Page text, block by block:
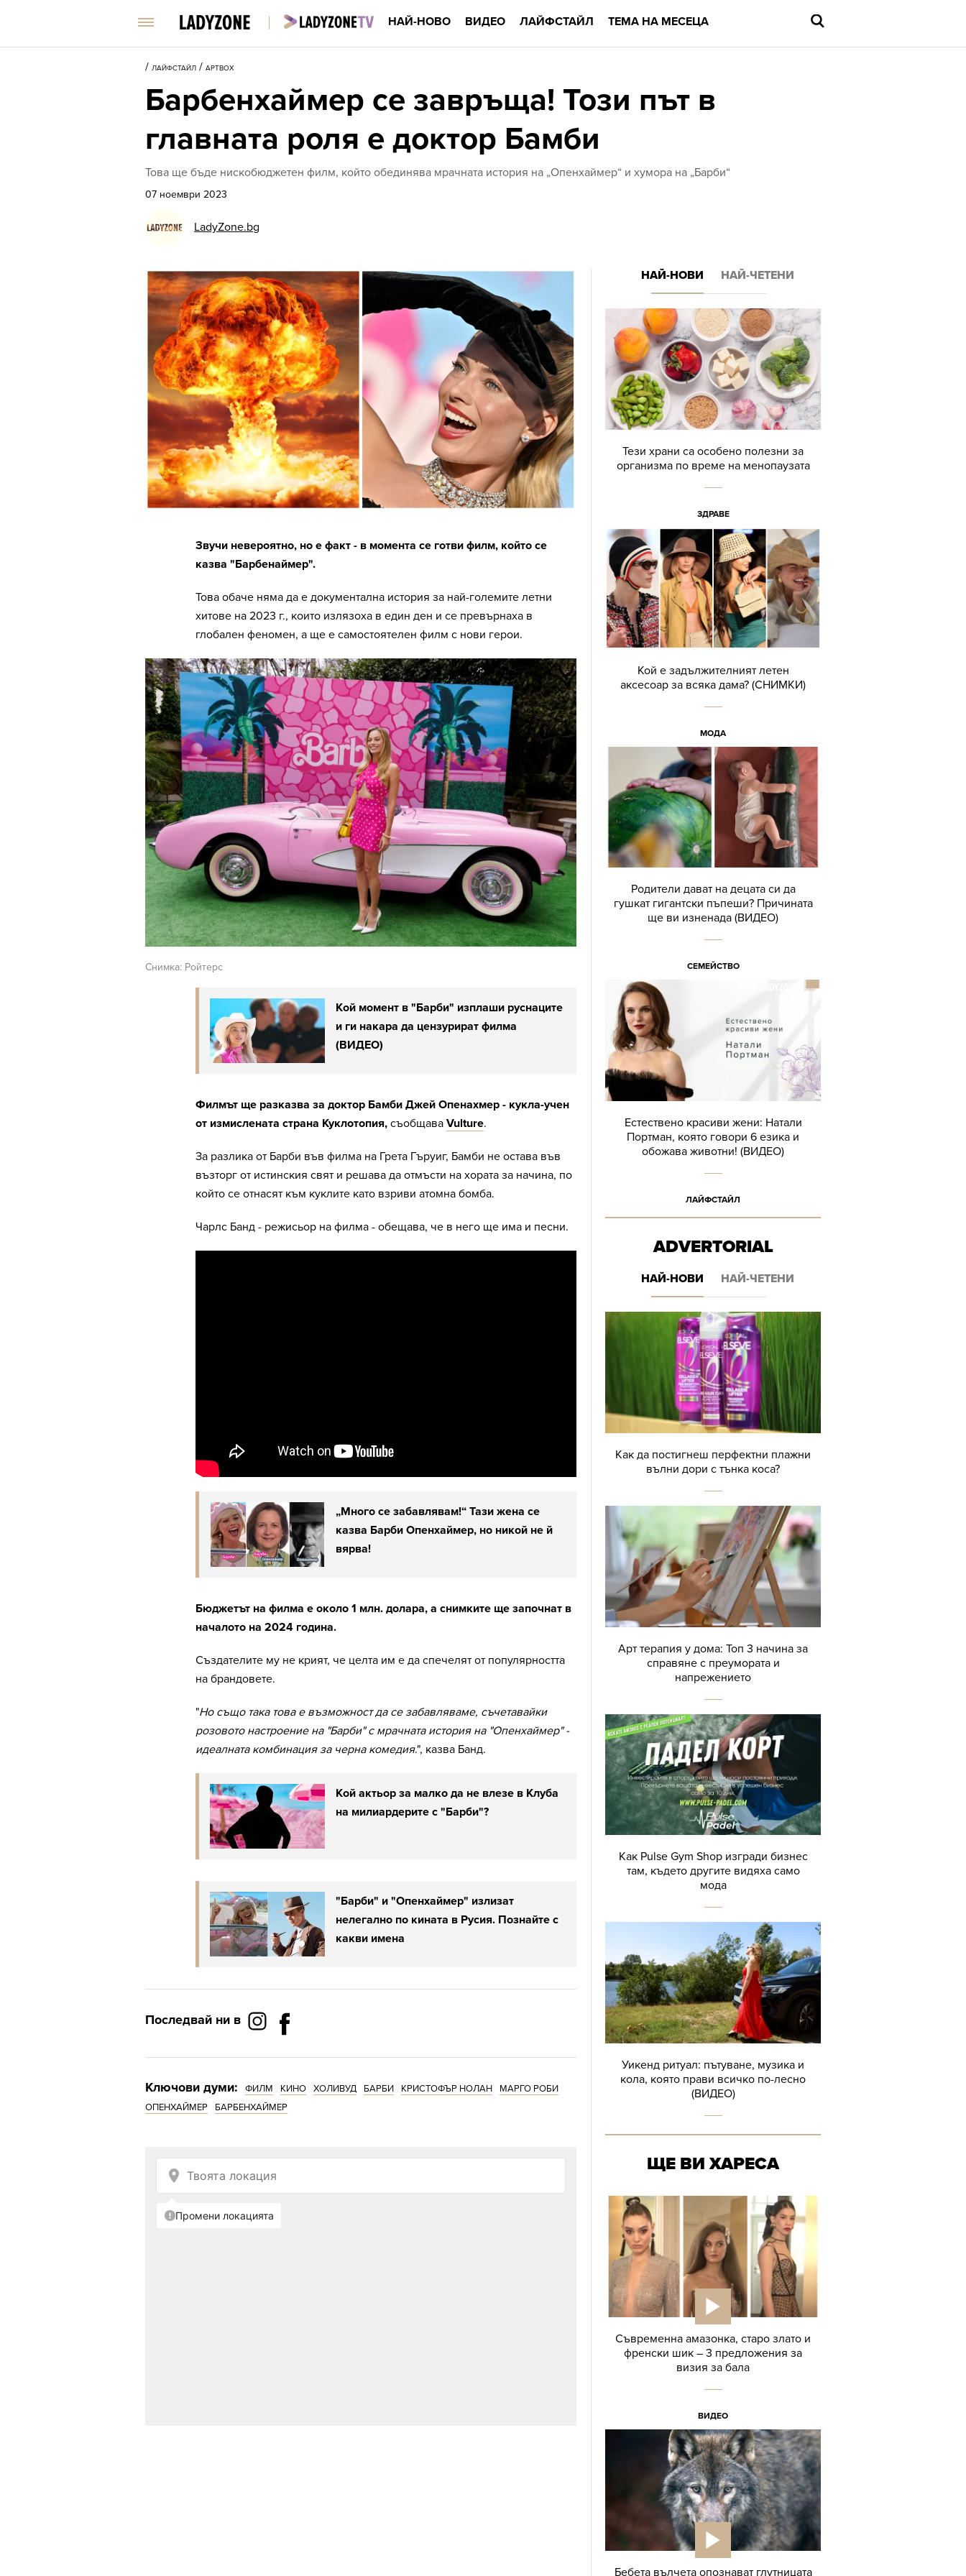
НАЙ-НОВО ВИДЕО ЛАЙФСТАЙЛ ТЕМА НА МЕСЕЦА
/ ЛАЙФСТАЙЛ / АРТBOX
Барбенхаймер се завръща! Този път в
главната роля е доктор Бамби
Това ще бъде нискобюджетен филм, който обединява мрачната история на „Опенхаймер“ и хумора на „Барби“
07 ноември 2023
LadyZone.bg
Звучи невероятно, но е факт - в момента се готви филм, който се
казва "Барбенаймер".
Това обаче няма да е документална история за най-големите летни
хитове на 2023 г., които излязоха в един ден и се превърнаха в
глобален феномен, а ще е самостоятелен филм с нови герои.
Снимка: Ройтерс
Кой момент в "Барби" изплаши руснаците
и ги накара да цензурират филма
(ВИДЕО)
Филмът ще разказва за доктор Бамби Джей Опенахмер - кукла-учен
от измислената страна Куклотопия, съобщава Vulture.
За разлика от Барби във филма на Грета Гъруиг, Бамби не остава във
възторг от истинския свят и решава да отмъсти на хората за начина, по
който се отнасят към куклите като взриви атомна бомба.
Чарлс Банд - режисьор на филма - обещава, че в него ще има и песни.
„Много се забавлявам!“ Тази жена се
казва Барби Опенхаймер, но никой не й
вярва!
Бюджетът на филма е около 1 млн. долара, а снимките ще започнат в
началото на 2024 година.
Създателите му не крият, че целта им е да спечелят от популярността
на брандовете.
"Но също така това е възможност да се забавляваме, съчетавайки
розовото настроение на "Барби" с мрачната история на "Опенхаймер" -
идеалната комбинация за черна комедия.", казва Банд.
Кой актьор за малко да не влезе в Клуба
на милиардерите с "Барби"?
"Барби" и "Опенхаймер" излизат
нелегално по кината в Русия. Познайте с
какви имена
Последвай ни в
Ключови думи: ФИЛМ КИНО ХОЛИВУД БАРБИ КРИСТОФЪР НОЛАН
МАРГО РОБИ
ОПЕНХАЙМЕР
БАРБЕНХАЙМЕР
НАЙ-НОВИ НАЙ-ЧЕТЕНИ
Тези храни са особено полезни за
организма по време на менопаузата
ЗДРАВЕ
Кой е задължителният летен
аксесоар за всяка дама? (СНИМКИ)
МОДА
Родители дават на децата си да
гушкат гигантски пъпеши? Причината
ще ви изненада (ВИДЕО)
СЕМЕЙСТВО
Естествено красиви жени: Натали
Портман, която говори 6 езика и
обожава животни! (ВИДЕО)
ЛАЙФСТАЙЛ
ADVERTORIAL
НАЙ-НОВИ НАЙ-ЧЕТЕНИ
Как да постигнеш перфектни плажни
вълни дори с тънка коса?
Арт терапия у дома: Топ 3 начина за
справяне с преумората и
напрежението
Как Pulse Gym Shop изгради бизнес
там, където другите видяха само
мода
Уикенд ритуал: пътуване, музика и
кола, която прави всичко по-лесно
(ВИДЕО)
ЩЕ ВИ ХАРЕСА
Съвременна амазонка, старо злато и
френски шик – 3 предложения за
визия за бала
ВИДЕО
Бебета вълчета опознават глутницата